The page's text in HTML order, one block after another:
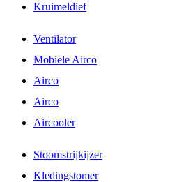
Kruimeldief
Ventilator
Mobiele Airco
Airco
Airco
Aircooler
Stoomstrijkijzer
Kledingstomer